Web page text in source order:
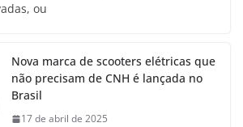
ou
Nova marca de scooters elétricas que
não precisam de CNH é lançada no
Brasil
17 de abril de 2025